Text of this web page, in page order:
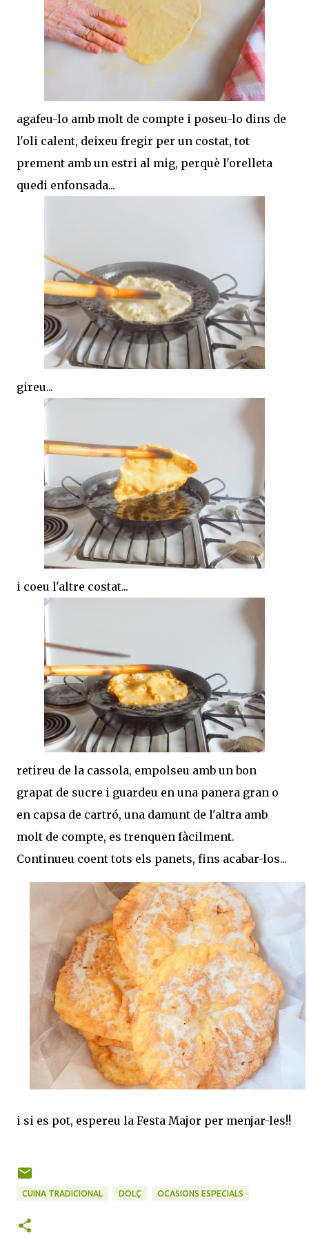
agafeu-lo amb molt de compte i poseu-lo dins de
l'oli calent, deixeu fregir per un costat, tot
prement amb un estri al mig, perquè l'orelleta
quedi enfonsada...
gireu...
i coeu l'altre costat...
retireu de la cassola, empolseu amb un bon
grapat de sucre i guardeu en una panera gran o
en capsa de cartró, una damunt de l'altra amb
molt de compte, es trenquen fàcilment.
Continueu coent tots els panets, fins acabar-los...
i si es pot, espereu la Festa Major per menjar-les!!
CUINA TRADICIONAL DOLÇ OCASIONS ESPECIALS